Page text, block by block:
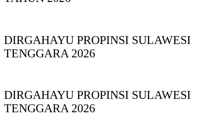
DIRGAHAYU PROPINSI SULAWESI
TENGGARA 2026
DIRGAHAYU PROPINSI SULAWESI
TENGGARA 2026